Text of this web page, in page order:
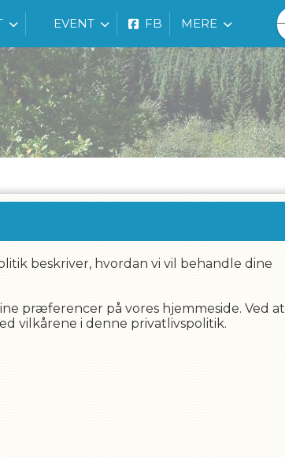
EVENT FB MERE
beskriver, hvordan vi vil behandle dine
præferencer på vores hjemmeside. Ved at
vilkårene i denne privatlivspolitik.